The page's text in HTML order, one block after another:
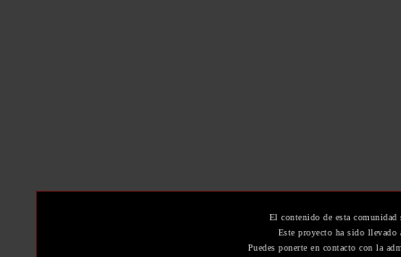
El contenido de esta
Este proyecto ha sido
Puedes ponerte en contacto con la